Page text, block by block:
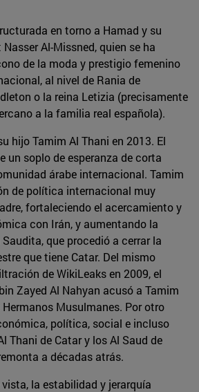
en torno a Hamad y su
Al-Missned, quien se ha
de la moda y prestigio femenino
al nivel de Rania de
o la reina Letizia (precisamente
a la familia real española).
hijo Tamim Al Thani en 2013. El
un soplo de esperanza de corta
árabe internacional. Tamim
de política internacional muy
fortaleciendo el acercamiento y
con Irán, y aumentando la
que procedió a cerrar la
que tiene Catar. Del mismo
de WikiLeaks en 2009, el
Zayed Al Nahyan acusó a Tamim
Musulmanes. Por otro
política, social e incluso
Thani de Catar y los Al Saud de
a décadas atrás.
la estabilidad y jerarquía